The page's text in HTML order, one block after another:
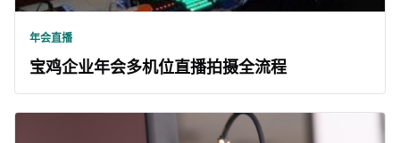
年会直播
宝鸡企业年会多机位直播拍摄全流程